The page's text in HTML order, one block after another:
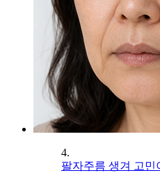
4.
팔자주름 생겨 고민